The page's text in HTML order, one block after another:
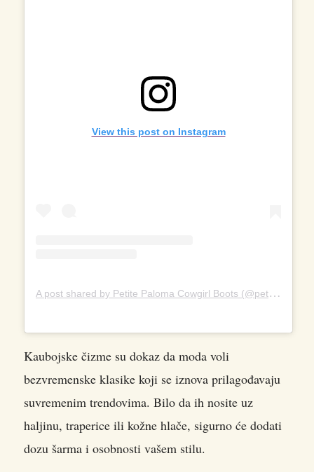
View this post on Instagram
A
post shared by Petite Paloma Cowgirl Boots (@petitepaloma)
Kaubojske čizme su dokaz da moda voli
bezvremenske klasike koji se iznova prilagođavaju
suvremenim trendovima. Bilo da ih nosite uz
haljinu, traperice ili kožne hlače, sigurno će dodati
dozu šarma i osobnosti vašem stilu.